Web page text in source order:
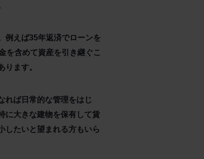
例えば35年返済でローンを
を含めて資産を引き継ぐこ
ます。
れば日常的な管理をはじ
に大きな建物を保有して賃
したいと望まれる方もいら